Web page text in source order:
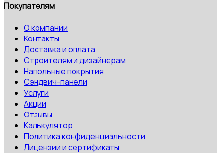
Покупателям
О компании
Контакты
Доставка и оплата
Строителям и дизайнерам
Напольные покрытия
Сэндвич-панели
Услуги
Акции
Отзывы
Калькулятор
Политика конфиденциальности
Лицензии и сертификаты